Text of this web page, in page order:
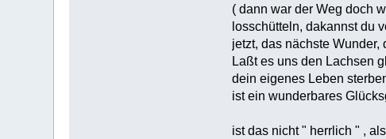
( dann war der Weg doch
losschütteln, dakannst du
jetzt, das nächste
Laßt es uns den Lachsen
dein eigenes Leben
ist ein wunderbares
ist das nicht " herrlich " ,